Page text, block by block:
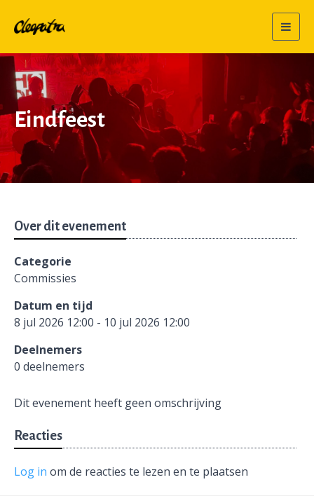
Eindfeest
Over dit evenement
Categorie
Commissies
Datum en tijd
8 jul 2026 12:00 - 10 jul 2026 12:00
Deelnemers
0 deelnemers
Dit evenement heeft geen omschrijving
Reacties
Log in om de reacties te lezen en te plaatsen